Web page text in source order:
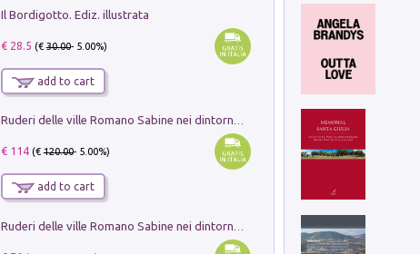
Il Bordigotto. Ediz. illustrata
€ 28.5 (€30.00- 5.00%)
add to cart
Ruderi delle ville Romano Sabine nei dintorni di Poggio Mirteto. Illustrati dal dott.re prof.re cav.re Ercole Nardi regio ispettore degli scavi e monumenti. Anno 1885. Tavole e studio. Con 25 tavole fuori testo in cartella editoriale
€ 114(€120.00- 5.00%)
add to cart